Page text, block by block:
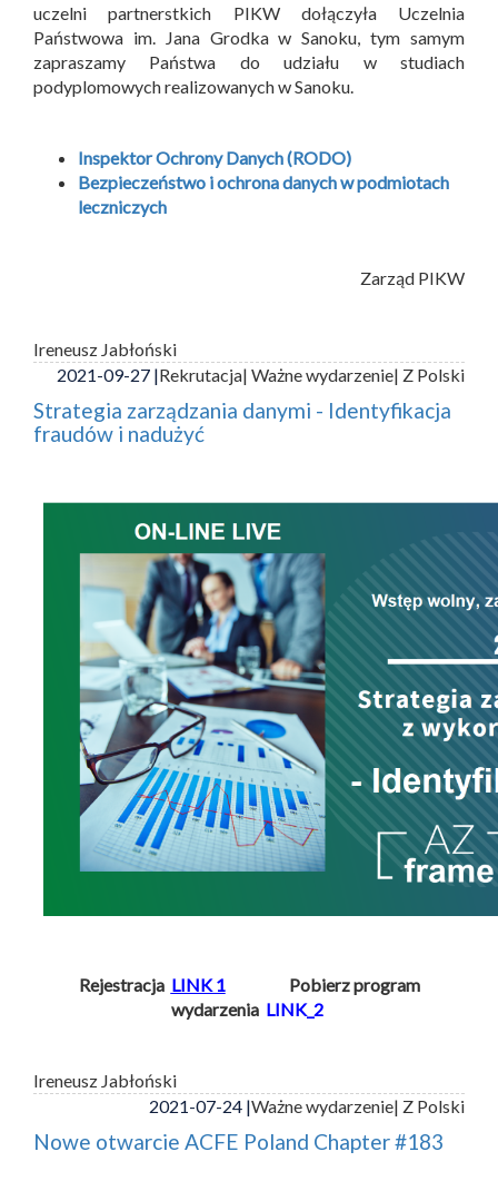
uczelni partnerstkich PIKW dołączyła Uczelnia
Państwowa im. Jana Grodka w Sanoku, tym samym
zapraszamy Państwa do udziału w studiach
podyplomowych realizowanych w Sanoku.
Inspektor Ochrony Danych (RODO)
Bezpieczeństwo i ochrona danych w podmiotach
leczniczych
Zarząd PIKW
Ireneusz Jabłoński
2021-09-27 |Rekrutacja| Ważne wydarzenie| Z Polski
Strategia zarządzania danymi - Identyfikacja
fraudów i nadużyć
Rejestracja LINK 1
Pobierz program
wydarzenia LINK_2
Ireneusz Jabłoński
2021-07-24 |Ważne wydarzenie| Z Polski
Nowe otwarcie ACFE Poland Chapter #183